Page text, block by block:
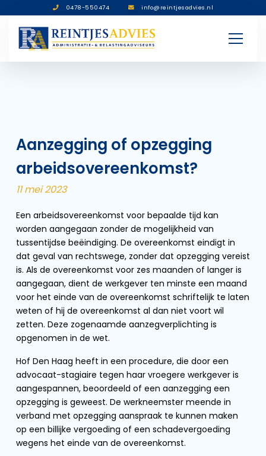
0478-550474 info@reintjesadvies.nl
Aanzegging of opzegging
arbeidsovereenkomst?
11 mei 2023
Een arbeidsovereenkomst voor bepaalde tijd kan
worden aangegaan zonder de mogelijkheid van
tussentijdse beëindiging. De overeenkomst eindigt in
dat geval van rechtswege, zonder dat opzegging vereist
is. Als de overeenkomst voor zes maanden of langer is
aangegaan, dient de werkgever ten minste een maand
voor het einde van de overeenkomst schriftelijk te laten
weten of hij de overeenkomst al dan niet voort wil
zetten. Deze zogenaamde aanzegverplichting is
opgenomen in de wet.
Hof Den Haag heeft in een procedure, die door een
advocaat-stagiaire tegen haar vroegere werkgever is
aangespannen, beoordeeld of een aanzegging een
opzegging is geweest. De werkneemster meende in
verband met opzegging aanspraak te kunnen maken
op een billijke vergoeding of een schadevergoeding
wegens het einde van de overeenkomst.